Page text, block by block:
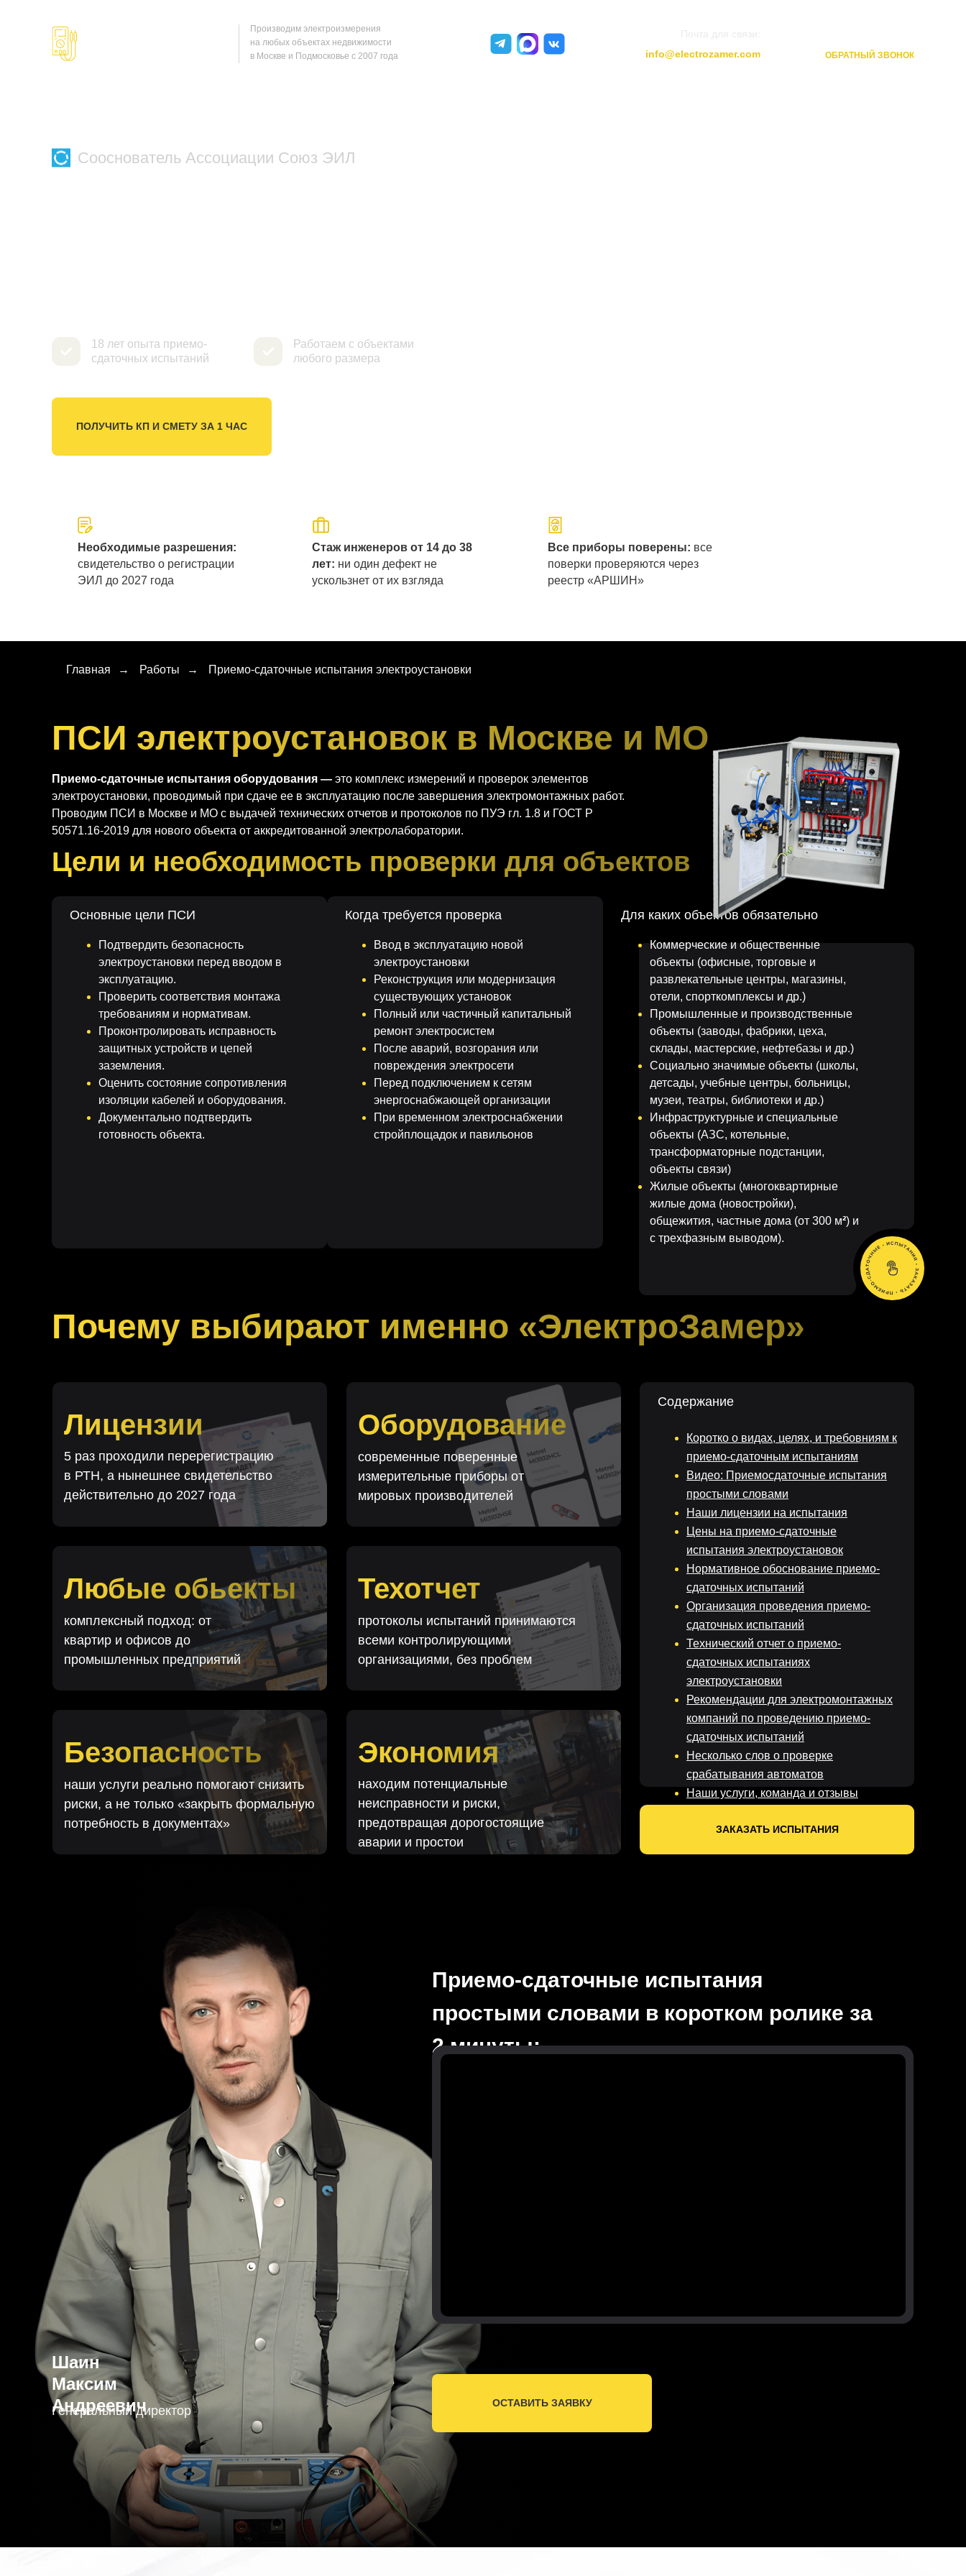
Сооснователь Ассоциации Союз ЭИЛ
ПОЛУЧИТЬ КП И СМЕТУ ЗА 1 ЧАС
18 лет опыта приемо-
сдаточных испытаний
Работаем с объектами
любого размера
Необходимые разрешения:
свидетельство о регистрации
ЭИЛ до 2027 года
Все приборы поверены: все
поверки проверяются через
реестр «АРШИН»
Стаж инженеров от 14 до 38
лет: ни один дефект не
ускользнет от их взгляда
Производим электроизмерения
на любых объектах недвижимости
в Москве и Подмосковье с 2007 года
ОБРАТНЫЙ ЗВОНОК
info@electrozamer.com
Главная → Работы → Приемо-сдаточные испытания электроустановки
ПСИ электроустановок в Москве и МО
Приемо-сдаточные испытания оборудования — это комплекс измерений и проверок элементов
электроустановки, проводимый при сдаче ее в эксплуатацию после завершения электромонтажных работ.
Проводим ПСИ в Москве и МО с выдачей технических отчетов и протоколов по ПУЭ гл. 1.8 и ГОСТ Р
50571.16-2019 для нового объекта от аккредитованной электролаборатории.
Цели и необходимость проверки для объектов
Основные цели ПСИ
Подтвердить безопасность
электроустановки перед вводом в
эксплуатацию.
Проверить соответствия монтажа
требованиям и нормативам.
Проконтролировать исправность
защитных устройств и цепей
заземления.
Оценить состояние сопротивления
изоляции кабелей и оборудования.
Документально подтвердить
готовность объекта.
Когда требуется проверка
Ввод в эксплуатацию новой
электроустановки
Реконструкция или модернизация
существующих установок
Полный или частичный капитальный
ремонт электросистем
После аварий, возгорания или
повреждения электросети
Перед подключением к сетям
энергоснабжающей организации
При временном электроснабжении
стройплощадок и павильонов
Для каких объектов обязательно
Коммерческие и общественные
объекты (офисные, торговые и
развлекательные центры, магазины,
отели, спорткомплексы и др.)
Промышленные и производственные
объекты (заводы, фабрики, цеха,
склады, мастерские, нефтебазы и др.)
Социально значимые объекты (школы,
детсады, учебные центры, больницы,
музеи, театры, библиотеки и др.)
Инфраструктурные и специальные
объекты (АЗС, котельные,
трансформаторные подстанции,
объекты связи)
Жилые объекты (многоквартирные
жилые дома (новостройки),
общежития, частные дома (от 300 м²) и
с трехфазным выводом).
Коротко о видах, целях, и требовниям к
приемо-сдаточным испытаниям
Видео: Приемосдаточные испытания
простыми словами
Наши лицензии на испытания
Цены на приемо-сдаточные
испытания электроустановок
Нормативное обоснование приемо-
сдаточных испытаний
Организация проведения приемо-
сдаточных испытаний
Технический отчет о приемо-
сдаточных испытаниях
электроустановки
Рекомендации для электромонтажных
компаний по проведению приемо-
сдаточных испытаний
Несколько слов о проверке
срабатывания автоматов
Наши услуги, команда и отзывы
Содержание
ЗАКАЗАТЬ ИСПЫТАНИЯ
находим потенциальные
неисправности и риски,
предотвращая дорогостоящие
аварии и простои
Экономия
наши услуги реально помогают снизить
риски, а не только «закрыть формальную
потребность в документах»
Безопасность
протоколы испытаний принимаются
всеми контролирующими
организациями, без проблем
Техотчет
комплексный подход: от
квартир и офисов до
промышленных предприятий
Любые обьекты
Заземление— это специально созданное (преднамеренное) электрическое соединение металлических частей
здания и электрооборудования с землей. Это базовая мера защиты, которая
современные поверенные
измерительные приборы от
мировых производителей
Оборудование
5 раз проходили перерегистрацию
в РТН, а нынешнее свидетельство
действительно до 2027 года
Лицензии
Почему выбирают именно «ЭлектроЗамер»
Генеральный директор
Шаин
Максим
Андреевич
Приемо-сдаточные испытания
простыми словами в коротком ролике за
2 минуты:
ОСТАВИТЬ ЗАЯВКУ